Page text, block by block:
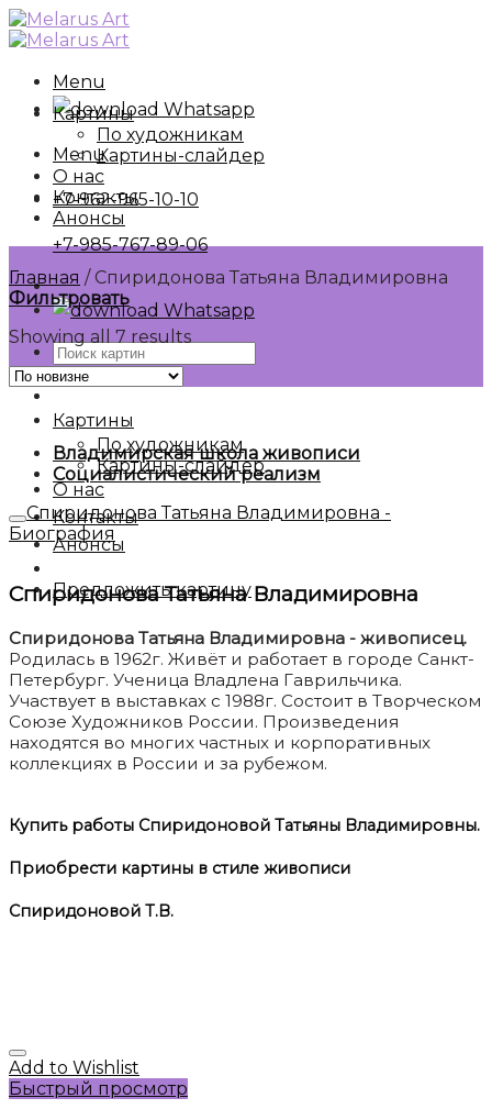
Skip
to
Menu
Whatsapp
Menu
+7-962-965-10-10
+7-985-767-89-06
Whatsapp
Искать:
Картины
По художникам
Картины-слайдер
О нас
Контакты
Анонсы
Предложить картину
Картины
По художникам
Картины-слайдер
О нас
Контакты
Анонсы
Главная /Спиридонова Татьяна Владимировна
Фильтровать
Showing all 7 results
Владимирская школа живописи
Социалистический реализм
Спиридонова Татьяна Владимировна -
Биография
Спиридонова Татьяна Владимировна
Спиридонова Татьяна Владимировна - живописец.
Родилась в 1962г. Живёт и работает в городе Санкт-
Петербург. Ученица Владлена Гаврильчика.
Участвует в выставках с 1988г. Состоит в Творческом
Союзе Художников России. Произведения
находятся во многих частных и корпоративных
коллекциях в России и за рубежом.
Купить работы Спиридоновой Татьяны Владимировны.
Приобрести картины в стиле живописи
Спиридоновой Т.В.
Add to Wishlist
Быстрый просмотр